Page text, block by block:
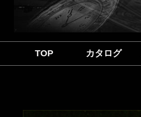
TOP カタログ